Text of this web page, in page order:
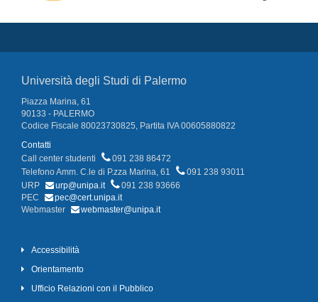
Università degli Studi di Palermo
Piazza Marina, 61
90133 - PALERMO
Codice Fiscale 80023730825, Partita IVA 00605880822
Contatti
Call center studenti
091 238 86472
Telefono Amm. C.le di P.zza Marina, 61
091 238 93011
URP
urp@unipa.it
091 238 93666
PEC
pec@cert.unipa.it
Webmaster
webmaster@unipa.it
Accessibilità
Orientamento
Ufficio Relazioni con il Pubblico